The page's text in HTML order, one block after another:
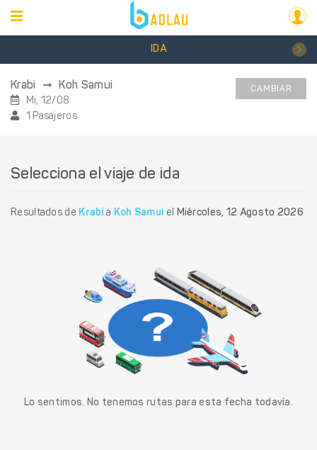
IDA
Krabi Koh Samui
Mi, 12/08
1 Pasajeros
CAMBIAR
Selecciona el viaje de ida
Resultados de Krabi a Koh Samui el Miércoles, 12 Agosto 2026
Lo sentimos. No tenemos rutas para esta fecha todavía.